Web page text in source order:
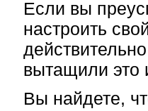
Если вы
настроить
вытащили это
Вы найдете,